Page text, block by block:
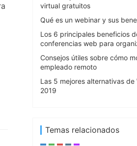
virtual gratuitos
Qué es un webinar y sus
Los 6 principales beneficios
conferencias web para
Consejos útiles sobre cómo
empleado remoto
Las 5 mejores alternativas de
2019
Temas relacionados